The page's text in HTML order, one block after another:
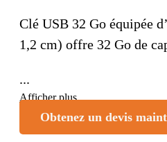
Clé USB 32 Go équipée
1,2 cm) offre 32 Go de
...
Afficher plus
Obtenez un devis